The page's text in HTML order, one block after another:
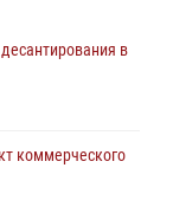
в
коммерческого